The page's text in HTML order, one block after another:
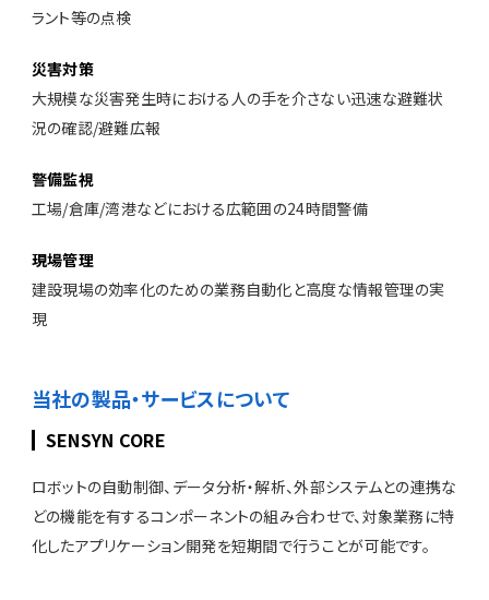
ラント等の点検
災害対策
大規模な災害発生時における人の手を介さない迅速な避難状
況の確認/避難広報
警備監視
工場/倉庫/湾港などにおける広範囲の24時間警備
現場管理
建設現場の効率化のための業務自動化と高度な情報管理の実
現
当社の製品・サービスについて
SENSYN CORE
ロボットの自動制御、データ分析・解析、外部システムとの連携な
どの機能を有するコンポーネントの組み合わせで、対象業務に特
化したアプリケーション開発を短期間で行うことが可能です。